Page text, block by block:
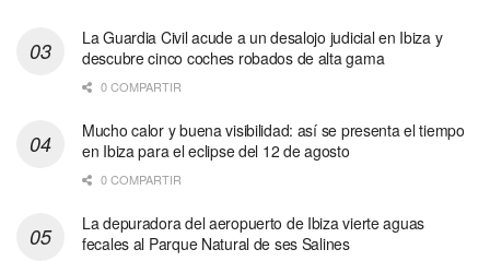
La Guardia Civil acude a un desalojo judicial en Ibiza y
descubre cinco coches robados de alta gama
0 COMPARTIR
Mucho calor y buena visibilidad: así se presenta el tiempo
en Ibiza para el eclipse del 12 de agosto
0 COMPARTIR
La depuradora del aeropuerto de Ibiza vierte aguas
fecales al Parque Natural de ses Salines